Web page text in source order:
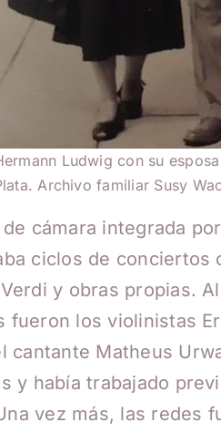
Ludwig con su
Archivo familiar Susy
cámara integrada
ciclos de
y obras propias.
fueron los violinistas
cantante Matheus
y había trabajado
vez más, las redes